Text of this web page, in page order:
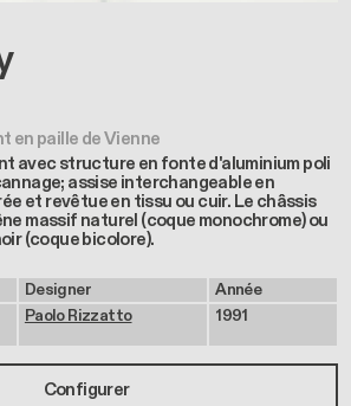
paille de Vienne
avec structure en fonte d'aluminium poli
assise interchangeable en
et revêtue en tissu ou cuir. Le châssis
massif naturel (coque monochrome) ou
(coque bicolore).
Designer
Paolo Rizzatto
Année
1991
Configurer